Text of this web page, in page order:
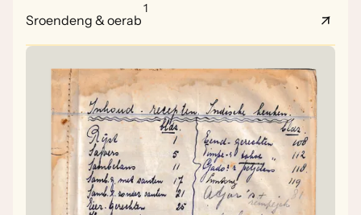
Sroendeng & oerab
1